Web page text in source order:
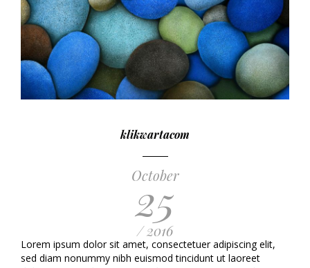
klikwartacom
October
25
/ 2016
Lorem ipsum dolor sit amet, consectetuer adipiscing elit,
sed diam nonummy nibh euismod tincidunt ut laoreet